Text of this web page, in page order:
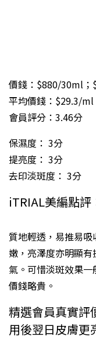
價錢：$880/30ml
平均價錢：$29.3/
會員評分：3.46分
保濕度： 3分
提亮度： 3分
去印淡斑度： 3分
iTRIAL美編點評
質地輕透，易推易
嫩，亮澤度亦明顯
氣。可惜淡斑效果一
價錢略貴。
精選會員真實評
用後翌日皮膚更